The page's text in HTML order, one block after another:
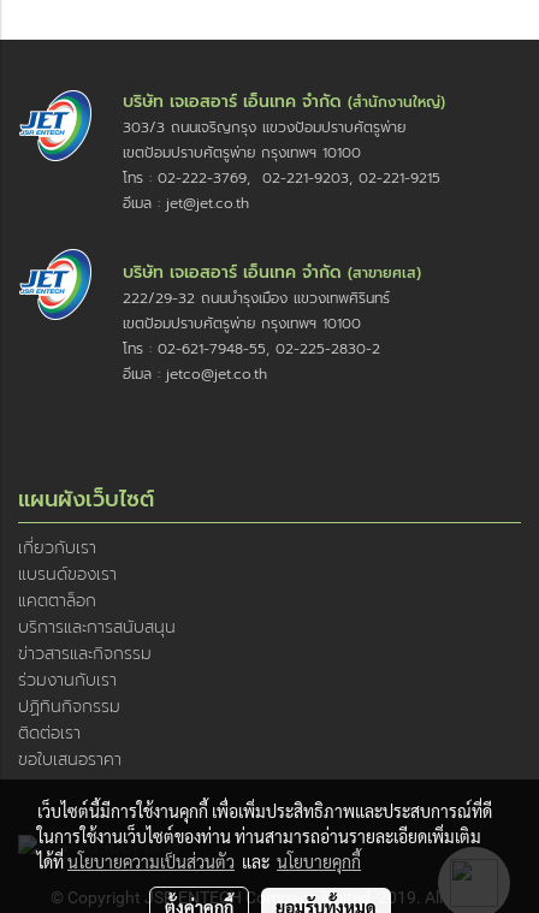
บริษัท เจเอสอาร์ เอ็นเทค จำกัด (สำนักงานใหญ่)
303/3 ถนนเจริญกรุง แขวงป้อมปราบศัตรูพ่าย
เขตป้อมปราบศัตรูพ่าย กรุงเทพฯ 10100
โทร : 02-222-3769, 02-221-9203, 02-221-9215
อีเมล : jet@jet.co.th
บริษัท เจเอสอาร์ เอ็นเทค จำกัด (สาขายศเส)
222/29-32 ถนนบำรุงเมือง แขวงเทพศิรินทร์
เขตป้อมปราบศัตรูพ่าย กรุงเทพฯ 10100
โทร : 02-621-7948-55, 02-225-2830-2
อีเมล : jetco@jet.co.th
แผนผังเว็บไซต์
เกี่ยวกับเรา
แบรนด์ของเรา
แคตตาล็อก
บริการและการสนับสนุน
ข่าวสารและกิจกรรม
ร่วมงานกับเรา
ปฏิทินกิจกรรม
ติดต่อเรา
ขอใบเสนอราคา
© Copyright JSR ENTECH Company limited, 2019. All rights
เว็บไซต์นี้มีการใช้งานคุกกี้ เพื่อเพิ่มประสิทธิภาพและประสบการณ์ที่ดี
ในการใช้งานเว็บไซต์ของท่าน ท่านสามารถอ่านรายละเอียดเพิ่มเติม
ได้ที่นโยบายความเป็นส่วนตัว และ นโยบายคุกกี้
ตั้งค่าคุกกี้ ยอมรับทั้งหมด